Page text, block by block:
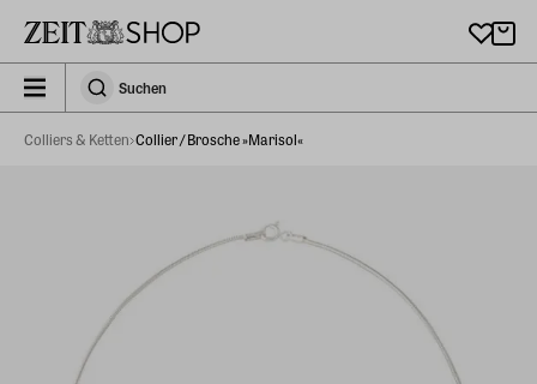
zeit_storefront.components.search.collapsed
SuchenSuchen
Colliers & Ketten Collier / Brosche »Marisol«